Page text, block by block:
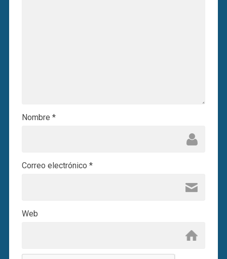
Nombre *
Correo electrónico *
Web